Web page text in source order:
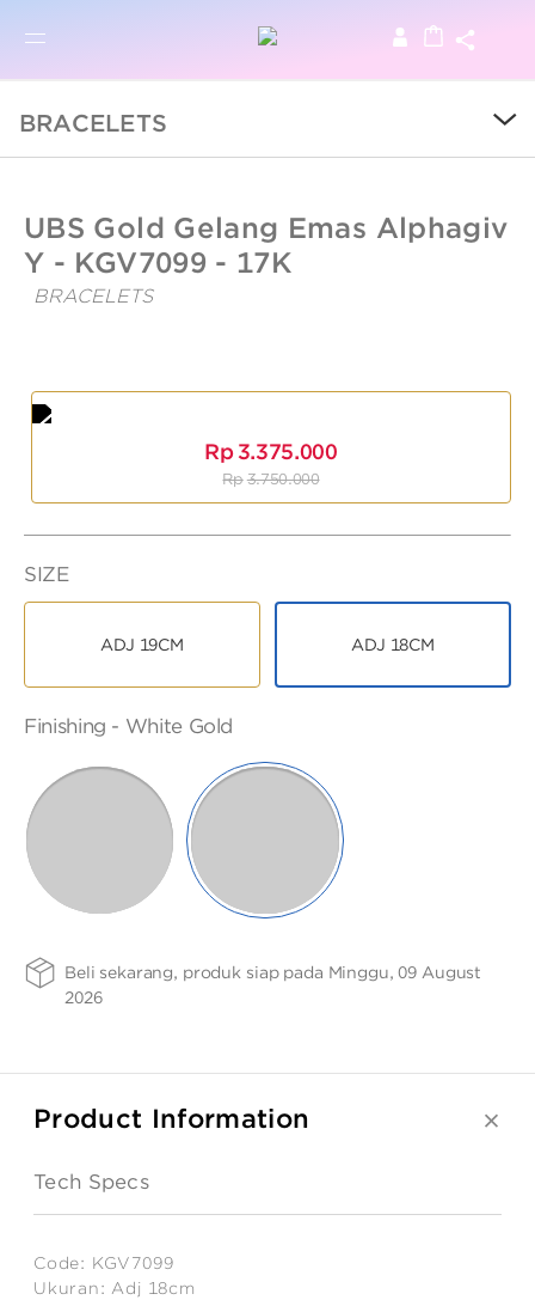
BROWSE PRODUCTS
COLLECTIONS
KIDS
ANGPAO EMAS
MY ACCOUNT
SHOPPING CART
BRACELETS
gold-
gelang-
emas-
alphagiv-
y-
UBS Gold Gelang Emas Alphagiv
Y - KGV7099 - 17K
BRACELETS
Rp3.375.000
Rp 3.750.000
Emas
Alphagiv
Kgv7099
17K
SIZE
ADJ 19CM ADJ 18CM
FINISHING
WHITE
ROSE
PURITY
Finishing - White Gold
SELECTED
Beli sekarang, produk siap pada Minggu, 09 August
2026
Product Information
Tech Specs
Code: KGV7099
Ukuran: Adj 18cm